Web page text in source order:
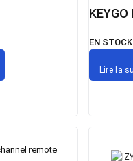
KEYGO
EN STOCK
Lire la